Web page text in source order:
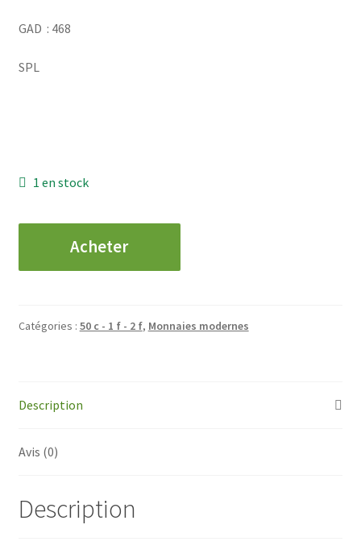
GAD : 468
SPL
1 en stock
1
Chambre
Acheter
Catégories : 50 c - 1 f - 2 f, Monnaies modernes
Description
Avis (0)
Description